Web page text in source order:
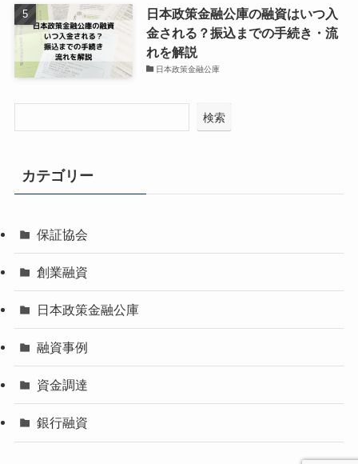
日本政策金融公庫の融資はいつ入
金される？振込までの手続き・流
れを解説
日本政策金融公庫
検索
カテゴリー
保証協会
創業融資
日本政策金融公庫
融資事例
資金調達
銀行融資